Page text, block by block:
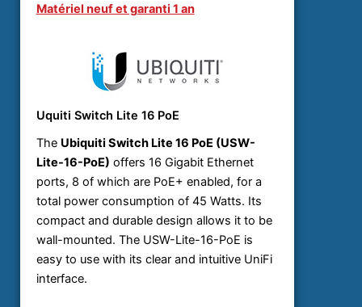
Matériel neuf et garanti 1 an
Uquiti Switch Lite 16 PoE
The Ubiquiti Switch Lite 16 PoE (USW-
Lite-16-PoE) offers 16 Gigabit Ethernet
ports, 8 of which are PoE+ enabled, for a
total power consumption of 45 Watts. Its
compact and durable design allows it to be
wall-mounted. The USW-Lite-16-PoE is
easy to use with its clear and intuitive UniFi
interface.